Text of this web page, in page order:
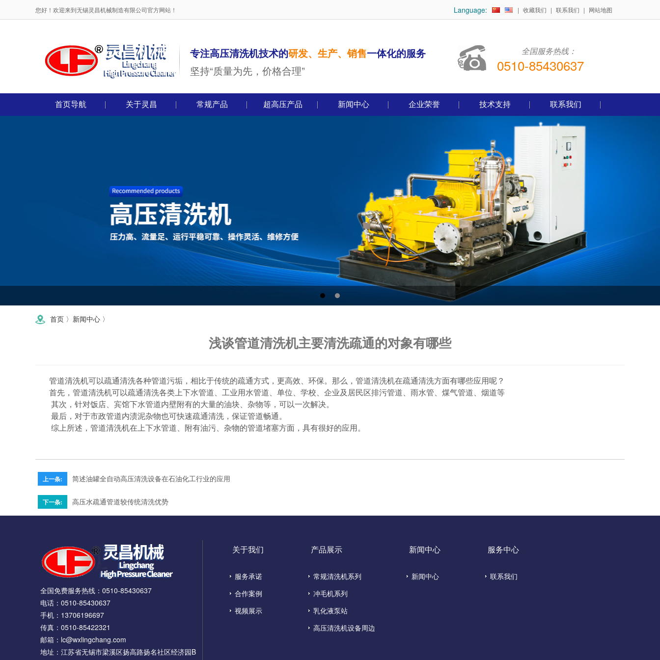
您好！欢迎来到无锡灵昌机械制造有限公司官方网站！ Language: | 收藏我们 | 联系我们 | 网站地图
专注高压清洗机技术的研发、生产、销售一体化的服务
坚持“质量为先，价格合理”
全国服务热线：
0510-85430637
首页导航 关于灵昌 常规产品 超高压产品 新闻中心 企业荣誉 技术支持 联系我们
首页 〉 新闻中心 〉
浅谈管道清洗机主要清洗疏通的对象有哪些
管道清洗机可以疏通清洗各种管道污垢，相比于传统的疏通方式，更高效、环保。那么，管道清洗机在疏通清洗方面有哪些应用呢？
首先，管道清洗机可以疏通清洗各类上下水管道、工业用水管道、单位、学校、企业及居民区排污管道、雨水管、煤气管道、烟道等
其次，针对饭店、宾馆下水管道内壁附有的大量的油块、杂物等，可以一次解决。
最后，对于市政管道内渍泥杂物也可快速疏通清洗，保证管道畅通。
综上所述，管道清洗机在上下水管道、附有油污、杂物的管道堵塞方面，具有很好的应用。
上一条: 简述油罐全自动高压清洗设备在石油化工行业的应用
下一条: 高压水疏通管道较传统清洗优势
全国免费服务热线： 0510-85430637
电话：0510-85430637
手机：13706196697
传真：0510-85422321
邮箱：lc@wxlingchang.com
地址：江苏省无锡市梁溪区扬高路扬名社区经济园B
关于我们
服务承诺
合作案例
视频展示
产品展示
常规清洗机系列
冲毛机系列
乳化液泵站
高压清洗机设备周边
新闻中心
新闻中心
服务中心
联系我们